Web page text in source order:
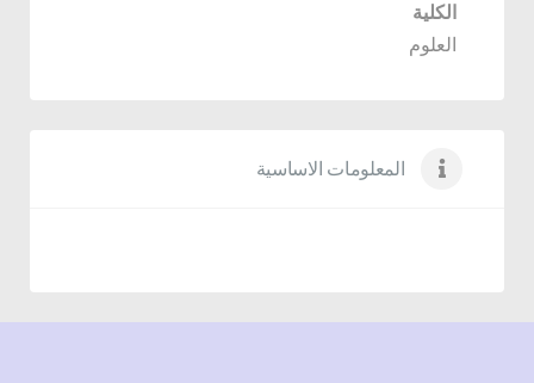
الكلية
العلوم
المعلومات الاساسية